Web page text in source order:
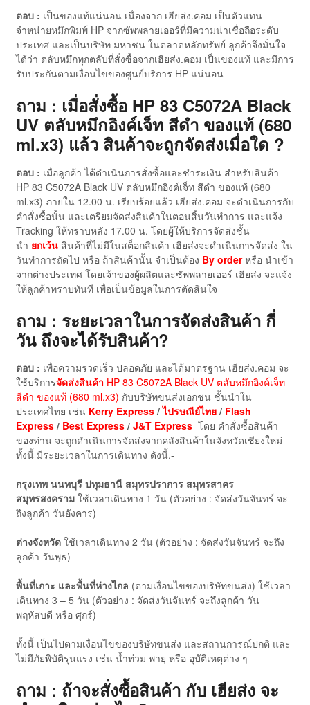
ตอบ : เป็นของแท้แน่นอน เนื่องจาก เฮียส่ง.คอม เป็นตัวแทน
จำหน่ายหมึกพิมพ์ HP จากซัพพลายเออร์ที่มีความน่าเชื่อถือระดับ
ประเทศ และเป็นบริษัท มหาชน ในตลาดหลักทรัพย์ ลูกค้าจึงมั่นใจ
ได้ว่า ตลับหมึกทุกตลับที่สั่งซื้อจากเฮียส่ง.คอม เป็นของแท้ และมีการ
รับประกันตามเงื่อนไขของศูนย์บริการ HP แน่นอน
ถาม : เมื่อสั่งซื้อ HP 83 C5072A Black
UV ตลับหมึกอิงค์เจ็ท สีดำ ของแท้ (680
ml.x3) แล้ว สินค้าจะถูกจัดส่งเมื่อใด ?
ตอบ : เมื่อลูกค้า ได้ดำเนินการสั่งซื้อและชำระเงิน สำหรับสินค้า
HP 83 C5072A Black UV ตลับหมึกอิงค์เจ็ท สีดำ ของแท้ (680
ml.x3) ภายใน 12.00 น. เรียบร้อยแล้ว เฮียส่ง.คอม จะดำเนินการกับ
คำสั่งซื้อนั้น และเตรียมจัดส่งสินค้าในตอนสิ้นวันทำการ และแจ้ง
Tracking ให้ทราบหลัง 17.00 น. โดยผู้ให้บริการจัดส่งชั้น
นำ ยกเว้นสินค้าที่ไม่มีในสต็อกสินค้า เฮียส่งจะดำเนินการจัดส่ง ใน
วันทำการถัดไป หรือ ถ้าสินค้านั้น จำเป็นต้อง By orderหรือ นำเข้า
จากต่างประเทศ โดยเจ้าของผู้ผลิตและซัพพลายเออร์ เฮียส่ง จะแจ้ง
ให้ลูกค้าทราบทันที เพื่อเป็นข้อมูลในการตัดสินใจ
ถาม : ระยะเวลาในการจัดส่งสินค้า กี่
วัน ถึงจะได้รับสินค้า?
ตอบ : เพื่อความรวดเร็ว ปลอดภัย และได้มาตรฐาน เฮียส่ง.คอม จะ
ใช้บริการจัดส่งสินค้า HP 83 C5072A Black UV ตลับหมึกอิงค์เจ็ท
สีดำ ของแท้ (680 ml.x3) กับบริษัทขนส่งเอกชน ชั้นนำใน
ประเทศไทย เช่น Kerry Express/ไปรษณีย์ไทย/ Flash
Express/ Best Express/ J&T Expressโดย คำสั่งซื้อสินค้า
ของท่าน จะถูกดำเนินการจัดส่งจากคลังสินค้าในจังหวัดเชียงใหม่
ทั้งนี้ มีระยะเวลาในการเดินทาง ดังนี้.-
กรุงเทพ นนทบุรี ปทุมธานี สมุทรปราการ สมุทรสาคร
สมุทรสงครามใช้เวลาเดินทาง 1 วัน (ตัวอย่าง : จัดส่งวันจันทร์ จะ
ถึงลูกค้า วันอังคาร)
ต่างจังหวัดใช้เวลาเดินทาง 2 วัน (ตัวอย่าง : จัดส่งวันจันทร์ จะถึง
ลูกค้า วันพุธ)
พื้นที่เกาะ และพื้นที่ห่างไกล (ตามเงื่อนไขของบริษัทขนส่ง) ใช้เวลา
เดินทาง 3 – 5 วัน (ตัวอย่าง : จัดส่งวันจันทร์ จะถึงลูกค้า วัน
พฤหัสบดี หรือ ศุกร์)
ทั้งนี้ เป็นไปตามเงื่อนไขของบริษัทขนส่ง และสถานการณ์ปกติ และ
ไม่มีภัยพิบัติรุนแรง เช่น น้ำท่วม พายุ หรือ อุบัติเหตุต่าง ๆ
ถาม : ถ้าจะสั่งซื้อสินค้า กับ เฮียส่ง จะ